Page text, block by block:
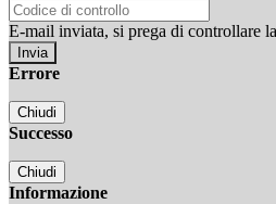
E-mail inviata, si prega di controllare
Errore
Chiudi
Successo
Chiudi
Informazione